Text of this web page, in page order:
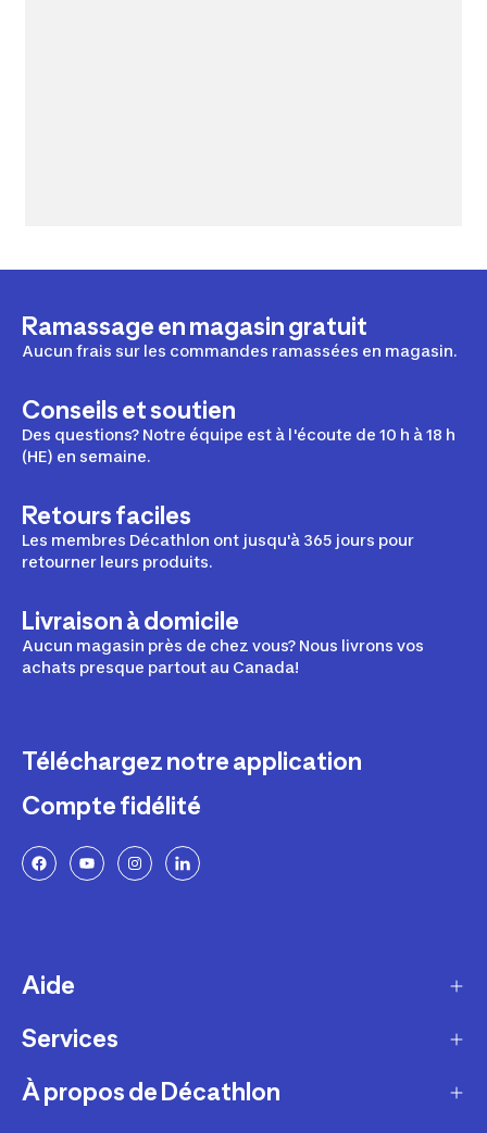
Ramassage en magasin gratuit
Aucun frais sur les commandes ramassées en magasin.
Conseils et soutien
Des questions? Notre équipe est à l'écoute de 10 h à 18 h
(HE) en semaine.
Retours faciles
Les membres Décathlon ont jusqu'à 365 jours pour
retourner leurs produits.
Livraison à domicile
Aucun magasin près de chez vous? Nous livrons vos
achats presque partout au Canada!
Téléchargez notre application
Compte fidélité
Aide
Livraison
Retours et échanges
Services
Programme de fidélité
À propos de Décathlon